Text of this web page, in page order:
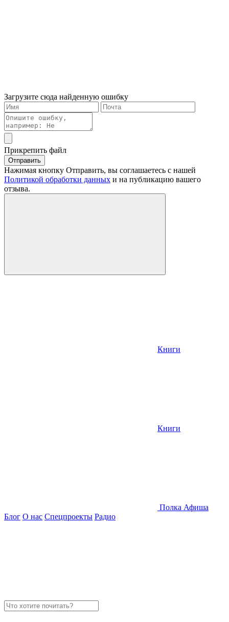
Загрузите сюда найденную ошибку
Прикрепить файл
Отправить
Нажимая кнопку Отправить, вы соглашаетесь с нашей
Политикой обработки данных и на публикацию вашего
отзыва.
Книги
Книги
Полка Афиша
Блог О нас Спецпроекты Радио